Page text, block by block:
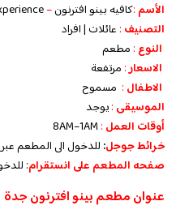
الأسم :كافيه بينو افترنون–
التصنيف : عائلات| افراد
النوع : مطعم
الاسعار: مرتفعة
الاطفال : مسموح
الموسيقى :يوجد
أوقات العمل :
8AM–1AM
خرائط جوجل: للدخول الى المطعم
صفحه المطعم على انستقرام:
عنوان مطعم بينو افترنون جدة